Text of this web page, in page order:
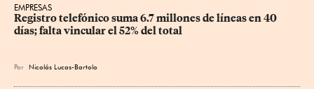
EMPRESAS
Registro telefónico suma 6.7 millones de líneas en 40
días; falta vincular el 52% del total
Por Nicolás Lucas-Bartolo